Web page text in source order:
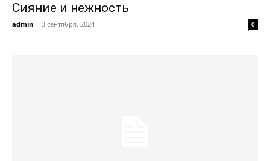
Сияние и нежность
admin - 3 сентября, 2024 0